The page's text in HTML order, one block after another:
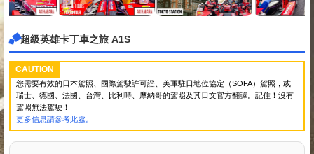
超級英雄卡丁車之旅 A1S
CAUTION
您需要有效的日本駕照、國際駕駛許可證、美軍駐日地位協定（SOFA）駕照，或
瑞士、德國、法國、台灣、比利時、摩納哥的駕照及其日文官方翻譯。記住！沒有
駕照無法駕駛！
更多信息請參考此處。